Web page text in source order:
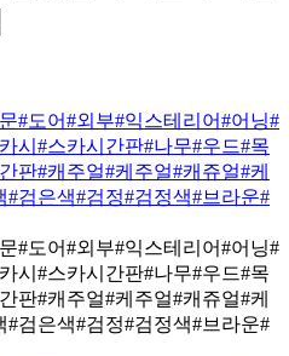
#도어#외부#익스테리어#어닝#
시 #스카시간판#나무#우드#목
판#캐주얼#케주얼#캐쥬얼#케
#검은색#검정#검정색#브라운#
#도어#외부#익스테리어#어닝#
시 #스카시간판#나무#우드#목
판#캐주얼#케주얼#캐쥬얼#케
#검은색#검정#검정색#브라운#